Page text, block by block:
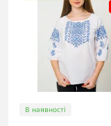
В наявності